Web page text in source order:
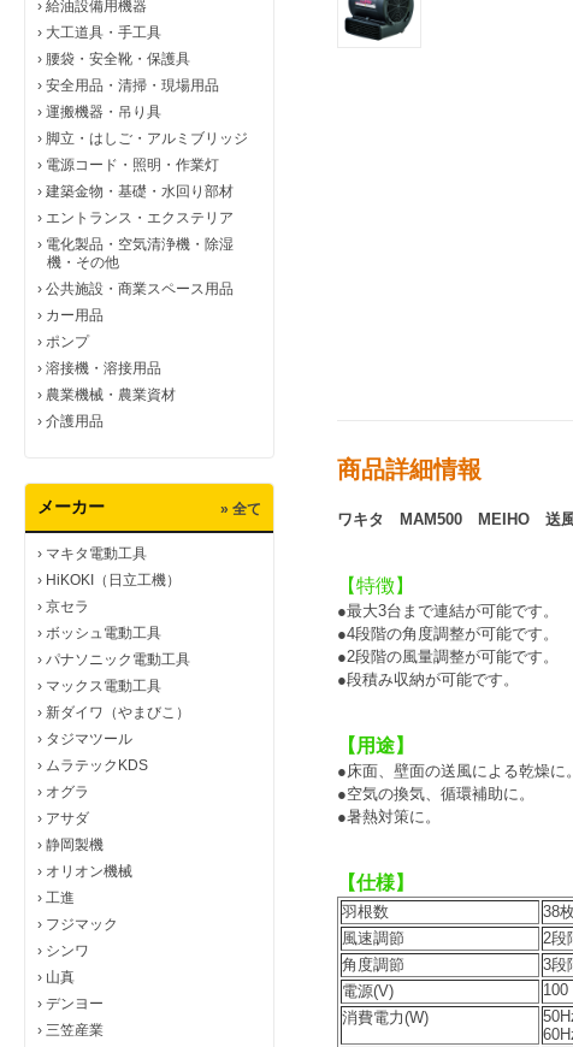
› 給油設備用機器
› 大工道具・手工具
› 腰袋・安全靴・保護具
› 安全用品・清掃・現場用品
› 運搬機器・吊り具
› 脚立・はしご・アルミブリッジ
› 電源コード・照明・作業灯
› 建築金物・基礎・水回り部材
› エントランス・エクステリア
› 電化製品・空気清浄機・除湿
機・その他
› 公共施設・商業スペース用品
› カー用品
› ポンプ
› 溶接機・溶接用品
› 農業機械・農業資材
› 介護用品
メーカー » 全て
› マキタ電動工具
› HiKOKI（日立工機）
› 京セラ
› ボッシュ電動工具
› パナソニック電動工具
› マックス電動工具
› 新ダイワ（やまびこ）
› タジマツール
› ムラテックKDS
› オグラ
› アサダ
› 静岡製機
› オリオン機械
› 工進
› フジマック
› シンワ
› 山真
› デンヨー
› 三笠産業
商品詳細情報
ワキタ MAM500 MEIHO 送
【特徴】
●最大3台まで連結が可能です。
●4段階の角度調整が可能です。
●2段階の風量調整が可能です。
●段積み収納が可能です。
【用途】
●床面、壁面の送風による乾燥に。
●空気の換気、循環補助に。
●暑熱対策に。
【仕様】
羽根数
38
風速調節
2段
角度調節
3段
電源(V)
100
消費電力(W)